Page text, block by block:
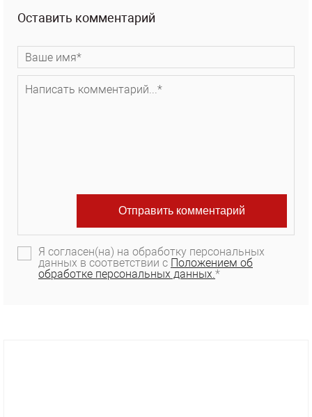
Оставить комментарий
Я согласен(на) на обработку персональных
данных в соответствии с Положением об
обработке персональных данных.*